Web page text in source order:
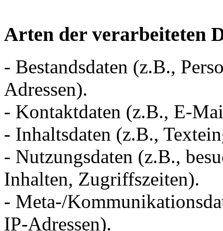
Arten der verarbeiteten
- Bestandsdaten (z.B.,
Adressen).
- Kontaktdaten (z.B., E-
- Inhaltsdaten (z.B.,
- Nutzungsdaten (z.B.,
Inhalten, Zugriffszeiten).
- Meta-/
IP-Adressen).